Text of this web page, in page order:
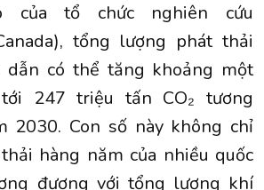
của tổ chức nghiên cứu
tổng lượng phát thải
dẫn có thể tăng khoảng một
247 triệu tấn CO₂ tương
2030. Con số này không chỉ
hàng năm của nhiều quốc
đương với tổng lượng khí